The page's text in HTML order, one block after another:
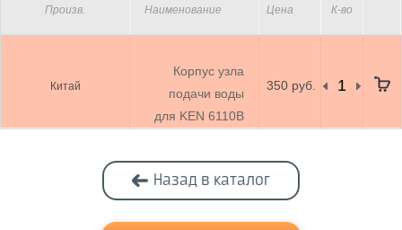
Произв. Наименование Цена К-во
Китай
Корпус узла
подачи воды
для KEN 6110B
350 руб.
Назад в каталог